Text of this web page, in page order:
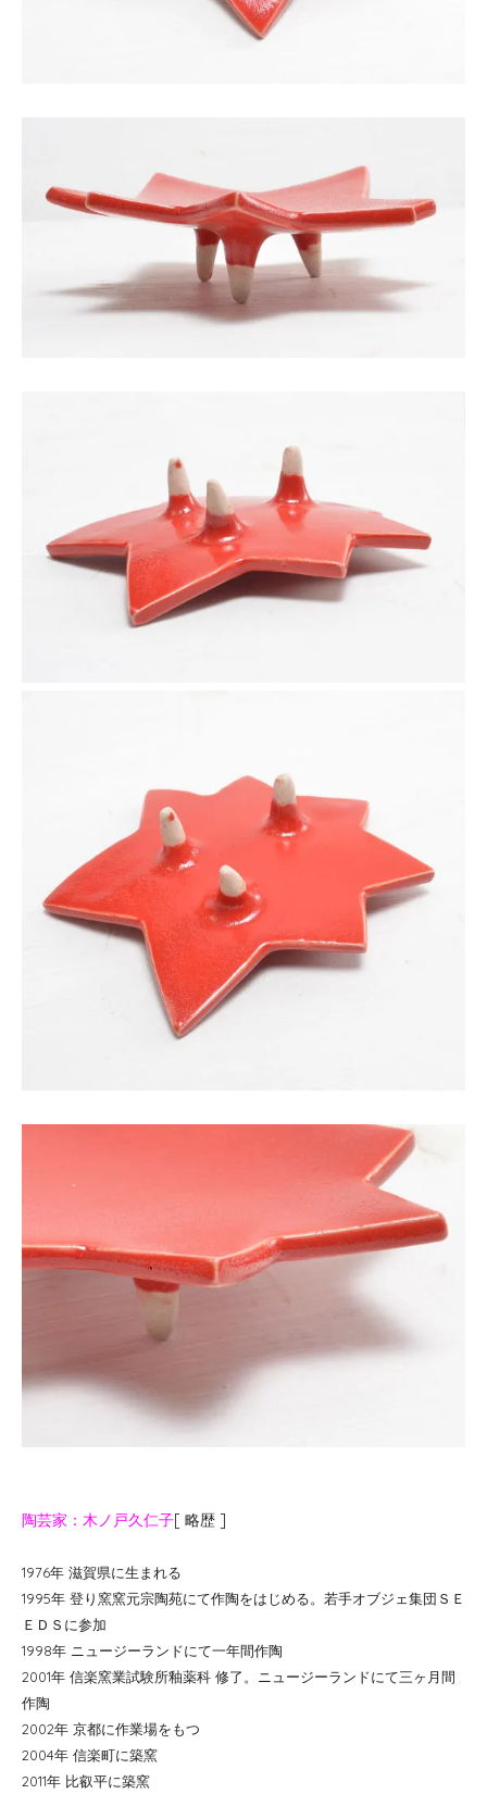
陶芸家：木ノ戸久仁子[ 略歴 ]
1976年 滋賀県に生まれる
1995年 登り窯窯元宗陶苑にて作陶をはじめる。若手オブジェ集団ＳＥ
ＥＤＳに参加
1998年 ニュージーランドにて一年間作陶
2001年 信楽窯業試験所釉薬科 修了。ニュージーランドにて三ヶ月間
作陶
2002年 京都に作業場をもつ
2004年 信楽町に築窯
2011年 比叡平に築窯